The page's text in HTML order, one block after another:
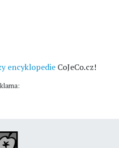
encyklopedie CoJeCo.cz!